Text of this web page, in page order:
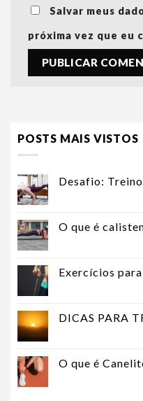
Salvar meus
próxima vez que eu
POSTS MAIS VISTOS
Desafio:
O que é
Exercícios
DICAS PARA
O que é